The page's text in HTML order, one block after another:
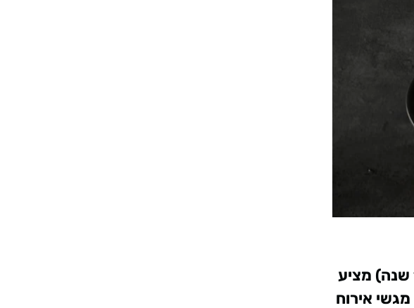
קייטרינג מונייר האיכותי והוותיק (15 שנה) מציע
מגשי אירוח